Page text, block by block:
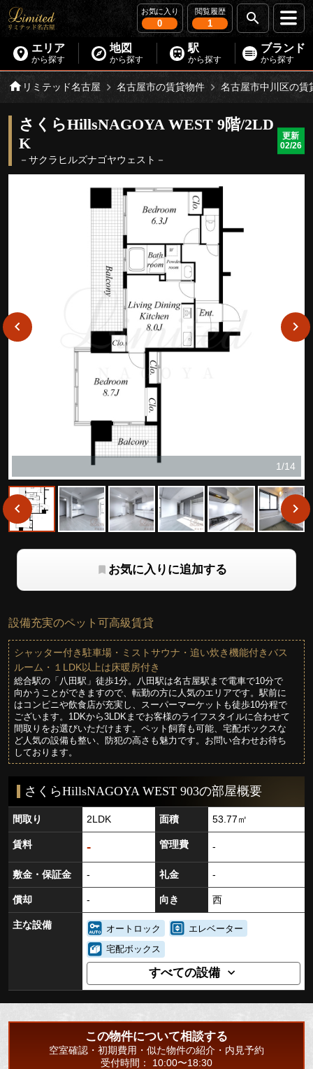
お気に入り
0
閲覧履歴
1
エリア
から探す
地図
から探す
駅
から探す
ブランド
から探す
リミテッド名古屋 名古屋市の賃貸物件 名古屋市中川区の賃
さくらHillsNAGOYA WEST 9階/2LD
K
－サクラヒルズナゴヤウェスト－
更新
02/26
1/14
お気に入りに追加する
設備充実のペット可高級賃貸
シャッター付き駐車場・ミストサウナ・追い炊き機能付きバス
ルーム・１LDK以上は床暖房付き
総合駅の「八田駅」徒歩1分。八田駅は名古屋駅まで電車で10分で
向かうことができますので、転勤の方に人気のエリアです。駅前に
はコンビニや飲食店が充実し、スーパーマーケットも徒歩10分程で
ございます。1DKから3LDKまでお客様のライフスタイルに合わせて
間取りをお選びいただけます。ペット飼育も可能、宅配ボックスな
ど人気の設備も整い、防犯の高さも魅力です。お問い合わせお待ち
しております。
さくらHillsNAGOYA WEST 903の部屋概要
間取り 2LDK 面積 53.77㎡
賃料 - 管理費 -
敷金・保証金 - 礼金 -
償却 - 向き 西
主な設備 オートロック
エレベーター
宅配ボックス
すべての設備
この物件について相談する
空室確認・初期費用・似た物件の紹介・内見予約
受付時間： 10:00〜18:30